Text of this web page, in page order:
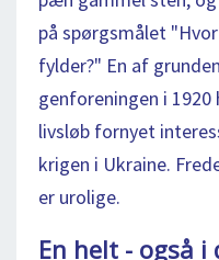
på spørgsmålet
fylder?" En af
genforeningen i
livsløb fornyet
krigen i Ukraine.
er urolige.
En helt - også i